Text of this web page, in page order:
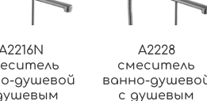
душевой
A2228
смеситель
ванно-
с душевым